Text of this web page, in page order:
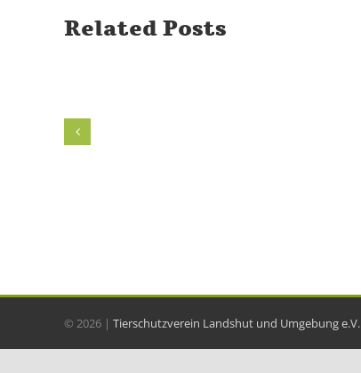
Related Posts
© 2026 | Tierschutzverein Landshut und Umgebung e.V.